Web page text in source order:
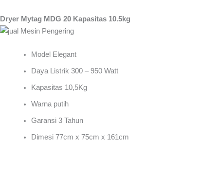
Dryer Mytag MDG 20 Kapasitas 10.5kg
Model Elegant
Daya Listrik 300 – 950 Watt
Kapasitas 10,5Kg
Warna putih
Garansi 3 Tahun
Dimesi 77cm x 75cm x 161cm